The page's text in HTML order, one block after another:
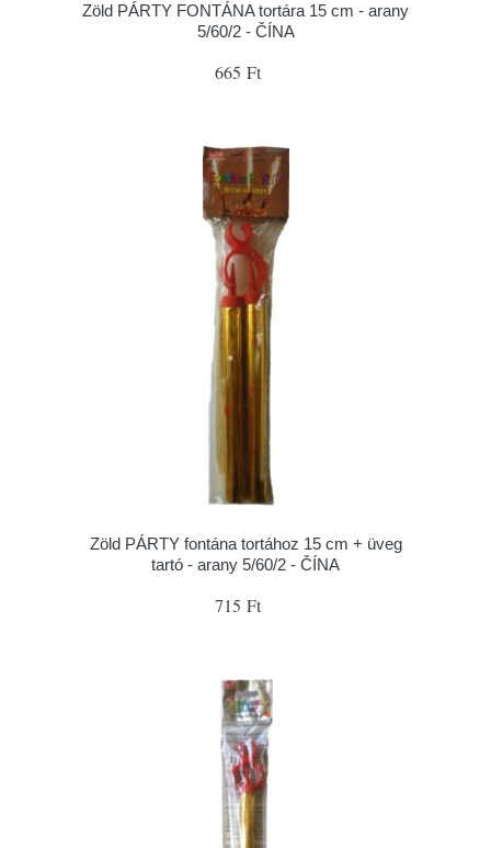
Zöld PÁRTY FONTÁNA tortára 15 cm - arany
5/60/2 - ČÍNA
665 Ft
Zöld PÁRTY fontána tortához 15 cm + üveg
tartó - arany 5/60/2 - ČÍNA
715 Ft